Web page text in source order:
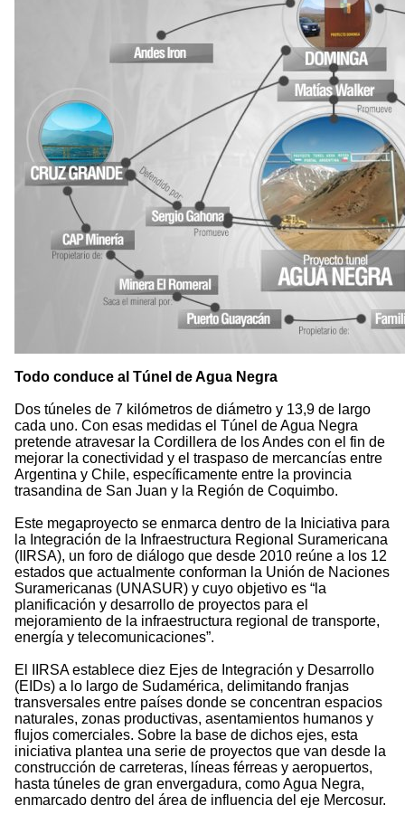
Todo conduce al Túnel de Agua Negra
Dos túneles de 7 kilómetros de diámetro y 13,9 de largo
cada uno. Con esas medidas el Túnel de Agua Negra
pretende atravesar la Cordillera de los Andes con el fin de
mejorar la conectividad y el traspaso de mercancías entre
Argentina y Chile, específicamente entre la provincia
trasandina de San Juan y la Región de Coquimbo.
Este megaproyecto se enmarca dentro de la Iniciativa para
la Integración de la Infraestructura Regional Suramericana
(IIRSA), un foro de diálogo que desde 2010 reúne a los 12
estados que actualmente conforman la Unión de Naciones
Suramericanas (UNASUR) y cuyo objetivo es “la
planificación y desarrollo de proyectos para el
mejoramiento de la infraestructura regional de transporte,
energía y telecomunicaciones”.
El IIRSA establece diez Ejes de Integración y Desarrollo
(EIDs) a lo largo de Sudamérica, delimitando franjas
transversales entre países donde se concentran espacios
naturales, zonas productivas, asentamientos humanos y
flujos comerciales. Sobre la base de dichos ejes, esta
iniciativa plantea una serie de proyectos que van desde la
construcción de carreteras, líneas férreas y aeropuertos,
hasta túneles de gran envergadura, como Agua Negra,
enmarcado dentro del área de influencia del eje Mercosur.